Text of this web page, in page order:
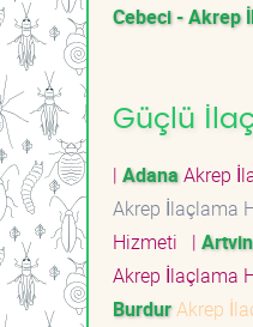
Cebeci - Akrep
Güçlü
| AdanaAkrep
Akrep İlaçlama
Hizmeti
| Artvin
Akrep İlaçlama
BurdurAkrep